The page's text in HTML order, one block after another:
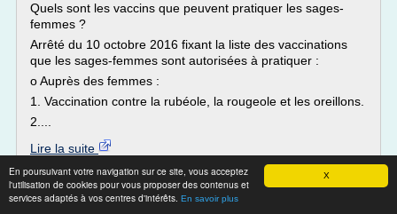
X
En poursuivant votre navigation sur ce site, vous acceptez
l'utilisation de cookies pour vous proposer des contenus et
services adaptés à vos centres d'intérêts. En savoir plus
Quels sont les vaccins que peuvent pratiquer les sages-
femmes ?
Arrêté du 10 octobre 2016 fixant la liste des vaccinations
que les sages-femmes sont autorisées à pratiquer :
o Auprès des femmes :
1. Vaccination contre la rubéole, la rougeole et les oreillons.
2....
Lire la suite
Site :http://www.ordre-sages-femmes.fr